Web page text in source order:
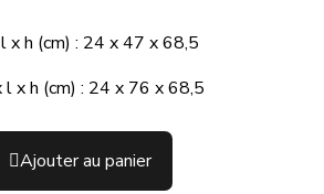
x h (cm) : 24 x 47 x 68,5
x h (cm) : 24 x 76 x 68,5
Ajouter au panier